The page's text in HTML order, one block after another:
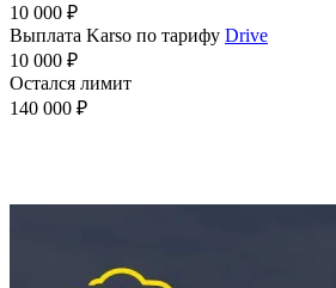
10 000 ₽
Выплата Karso по тарифу Drive
10 000 ₽
Остался лимит
140 000 ₽